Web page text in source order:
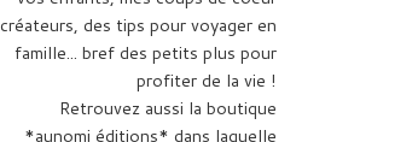
créateurs, des tips pour voyager en
famille... bref des petits plus pour
profiter de la vie !
Retrouvez aussi la boutique
*aunomi éditions* dans laquelle